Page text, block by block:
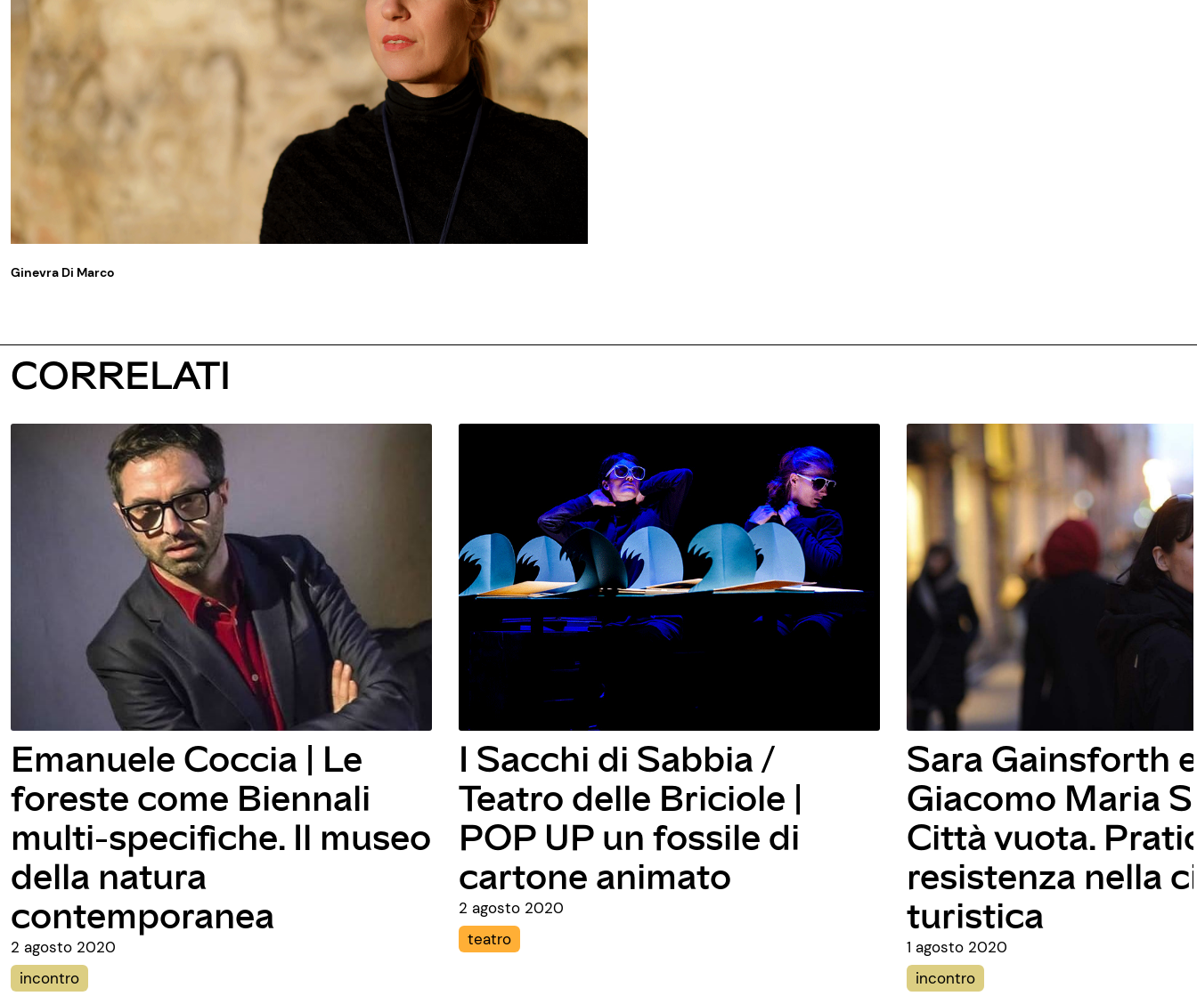
Ginevra Di Marco
CORRELATI
I Sacchi di Sabbia /
Teatro delle Briciole |
POP UP un fossile di
cartone animato
2 agosto 2020
teatro
Sara Gainsforth e
Giacomo Maria Salerno |
Città vuota. Pratiche di
resistenza nella città
turistica
1 agosto 2020
Ginevra Di
Donna Ginevra
Stazioni Lunari
1 agosto 2020
live